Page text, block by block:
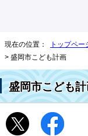
現在の位置： トップペー
> 盛岡市こども計画
盛岡市こども